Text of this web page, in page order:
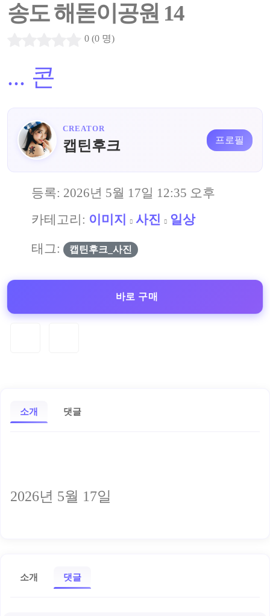
송도 해돋이공원 14
0 (0 명)
... 콘
CREATOR
캡틴후크 프로필
등록: 2026년 5월 17일 12:35 오후
카테고리: 이미지 사진 일상
태그: 캡틴후크_사진
바로 구매
소개 댓글
2026년 5월 17일
소개 댓글